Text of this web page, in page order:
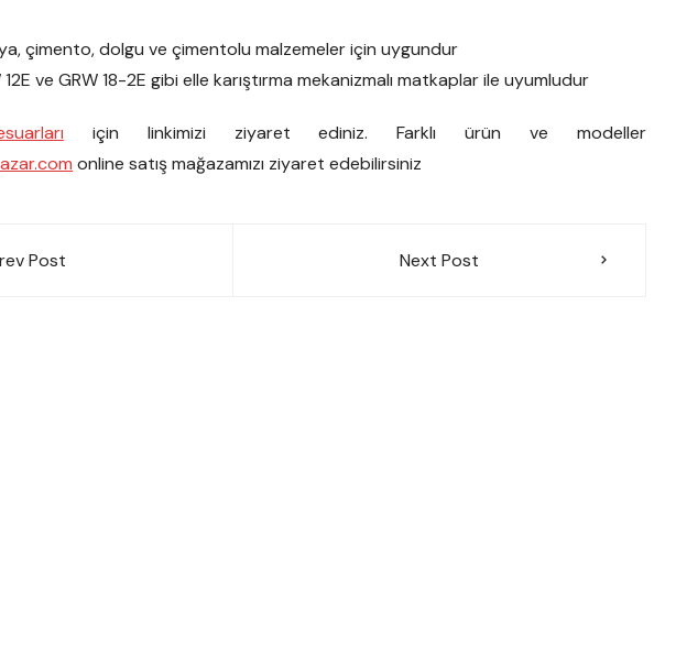
çimento, dolgu ve çimentolu malzemeler için uygundur
12E ve GRW 18-2E gibi elle karıştırma mekanizmalı matkaplar ile uyumludur
için linkimizi ziyaret ediniz. Farklı ürün ve modeller
online satış mağazamızı ziyaret edebilirsiniz
Post Next Post